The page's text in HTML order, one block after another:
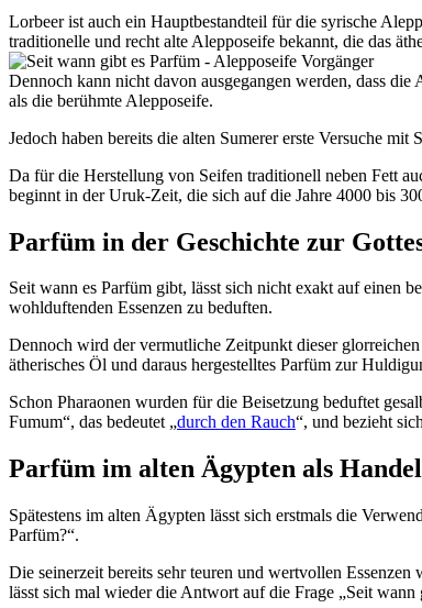
Lorbeer ist auch ein Hauptbestandteil für die syrische
traditionelle und recht alte Alepposeife bekannt, die das
Dennoch kann nicht davon ausgegangen werden, dass
als die berühmte Alepposeife.
Jedoch haben bereits die alten Sumerer erste Versuche
Da für die Herstellung von Seifen traditionell neben Fett
beginnt in der Uruk-Zeit, die sich auf die Jahre 4000 bis
Parfüm in der Geschichte zur
Seit wann es Parfüm gibt, lässt sich nicht exakt auf einen
wohlduftenden Essenzen zu beduften.
Dennoch wird der vermutliche Zeitpunkt dieser
ätherisches Öl und daraus hergestelltes Parfüm zur
Schon Pharaonen wurden für die Beisetzung beduftet
Fumum“, das bedeutet „durch den Rauch“, und bezieht
Parfüm im alten Ägypten als
Spätestens im alten Ägypten lässt sich erstmals die
Parfüm?“.
Die seinerzeit bereits sehr teuren und wertvollen
lässt sich mal wieder die Antwort auf die Frage „Seit